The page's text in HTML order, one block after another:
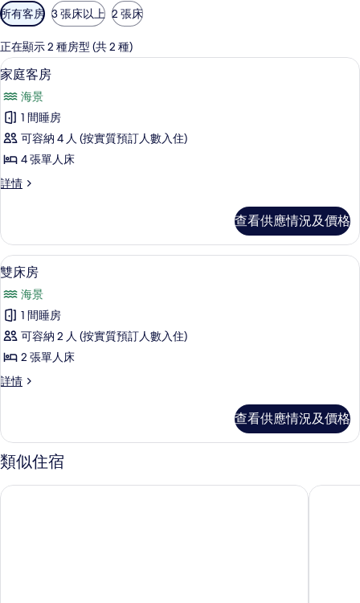
可
用
嘅
客
房
篩
選
條
所有客房 3 張床以上 2 張床
正在顯示 2 種房型 (共 2 種)
載
入
所
有
家
客
的
相
片
6
家庭客房
海景
1 間睡房
可容納 4 人 (按實質預訂人數入住)
4 張單人床
詳情
家
詳
情
查看供應情況及價格
載
所
有
雙
房
相
片
6
雙床房
海景
1 間睡房
可容納 2 人 (按實質預訂人數入住)
2 張單人床
詳情
雙
情
查看供應情況及價格
類似住宿
阿帕酒店 & 度假村橫濱海灣塔 橫濱科